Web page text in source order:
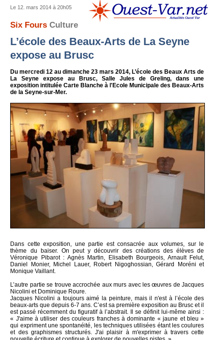
Le 12. mars 2014 à 20h05
Six FoursCulture
L’école des Beaux-Arts de La Seyne
expose au Brusc
Du mercredi 12 au dimanche 23 mars 2014, L’école des Beaux Arts de
La Seyne expose au Brusc, Salle Jules de Greling, dans une
exposition intitulée Carte Blanche à l'Ecole Municipale des Beaux-Arts
de la Seyne-sur-Mer.
Dans cette exposition, une partie est consacrée aux volumes, sur le
thème du baiser. On peut y découvrir des créations des élèves de
Véronique Pibarot : Agnès Martin, Elisabeth Bourgeois, Arnault Felut,
Daniel Monier, Michel Lauer, Robert Nigoghossian, Gérard Moréni et
Monique Vaillant.
L’autre partie se trouve accrochée aux murs avec les œuvres de Jacques
Nicolini et Dominique Roure.
Jacques Nicolini a toujours aimé la peinture, mais il n'est à l’école des
beaux-arts que depuis 6-7 ans. C’est sa première exposition au Brusc et il
est passé récemment du figuratif à l’abstrait. Il se définit lui-même ainsi :
« J'aime à utiliser des couleurs franches à dominante « jaune et bleu »
qui expriment une spontanéité, les techniques utilisées étant les coulures
et des graphismes structurés. J'ai plaisir à m'exprimer à travers cette